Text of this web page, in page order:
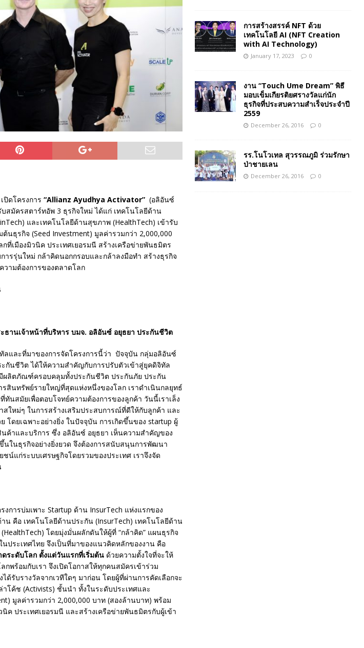
ดโครงการ “Allianz Ayudhya Activator” (อลิอันซ์
บสมัครสตาร์ทอัพ 3 ธุรกิจใหม่ ได้แก่ เทคโนโลยีด้าน
และเทคโนโลยีด้านสุขภาพ (HealthTech) เข้ารับ
นธุรกิจ (Seed Investment) มูลค่ารวมกว่า 2,000,000
เมืองมิวนิค ประเทศเยอรมนี สร้างเครือข่ายพันธมิตร
ารรุ่นใหม่ กล้าคิดนอกกรอบและกล้าลงมือทำ สร้างธุรกิจ
ามต้องการของตลาดโลก
านเจ้าหน้าที่บริหาร บมจ. อลิอันซ์ อยุธยา ประกันชีวิต
ลและที่มาของการจัดโครงการนี้ว่า ปัจจุบัน กลุ่มอลิอันซ์
กันชีวิต ได้ให้ความสำคัญกับการปรับตัวเข้าสู่ยุคดิจิทัล
ผลิตภัณฑ์ครอบคลุมทั้งประกันชีวิต ประกันภัย ประกัน
สินทรัพย์รายใหญ่ที่สุดแห่งหนึ่งของโลก เราดำเนินกลยุทธ์
นสมัยเพื่อตอบโจทย์ความต้องการของลูกค้า วันนี้เราเล็ง
สใหม่ๆ ในการสร้างเสริมประสบการณ์ที่ดีให้กับลูกค้า และ
โดยเฉพาะอย่างยิ่ง ในปัจจุบัน การเกิดขึ้นของ startup ผู้
ค้าและบริการ ซึ่ง อลิอันซ์ อยุธยา เห็นความสำคัญของ
นในธุรกิจอย่างยิ่งยวด จึงต้องการสนับสนุนการพัฒนา
น์แก่ระบบเศรษฐกิจโดยรวมของประเทศ เราจึงจัด
งการบ่มเพาะ Startup ด้าน InsurTech แห่งแรกของ
น คือ เทคโนโลยีด้านประกัน (InsurTech) เทคโนโลยีด้าน
โดยมุ่งมั่นผลักดันให้ผู้ที่ “กล้าคิด” แผนธุรกิจ
ประเทศไทย จึงเป็นที่มาของแนวคิดหลักของงาน คือ
ะดับโลก ตั้งแต่วันแรกที่เริ่มต้นด้วยความตั้งใจที่จะให้
พร้อมกับเรา จึงเปิดโอกาสให้ทุกคนสมัครเข้าร่วม
ด้รับรางวัลจากเวทีใดๆ มาก่อน โดยผู้ที่ผ่านการคัดเลือกจะ
โค้ช (Activists) ชั้นนํา ทั้งในระดับประเทศและ
มูลค่ารวมกว่า 2,000,000 บาท (สองล้านบาท) พร้อม
ค ประเทศเยอรมนี และสร้างเครือข่ายพันธมิตรกับผู้เข้า
การสร้างสรรค์ NFT ด้วย
เทคโนโลยี AI (NFT Creation
with AI Technology)
January 17, 2023 0
งาน “Touch Ume Dream” พิธี
มอบเข็มเกียรติยศรางวัลแก่นัก
ธุรกิจที่ประสบความสำเร็จประจำปี
2559
December 26, 2016 0
รร.โนโวเทล สุวรรณภูมิ ร่วมรักษา
ป่าชายเลน
December 26, 2016 0